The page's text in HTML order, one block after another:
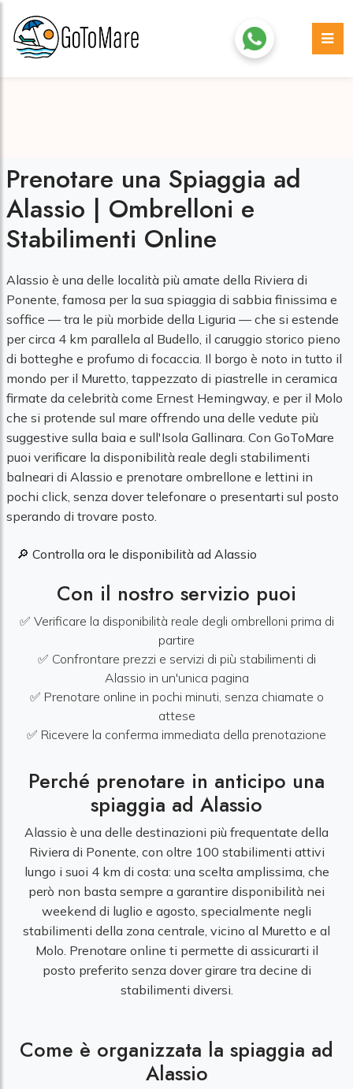
Prenotare una Spiaggia ad
Alassio | Ombrelloni e
Stabilimenti Online
Alassio è una delle località più amate della Riviera di
Ponente, famosa per la sua spiaggia di sabbia finissima e
soffice — tra le più morbide della Liguria — che si estende
per circa 4 km parallela al Budello, il caruggio storico pieno
di botteghe e profumo di focaccia. Il borgo è noto in tutto il
mondo per il Muretto, tappezzato di piastrelle in ceramica
firmate da celebrità come Ernest Hemingway, e per il Molo
che si protende sul mare offrendo una delle vedute più
suggestive sulla baia e sull'Isola Gallinara. Con GoToMare
puoi verificare la disponibilità reale degli stabilimenti
balneari di Alassio e prenotare ombrellone e lettini in
pochi click, senza dover telefonare o presentarti sul posto
sperando di trovare posto.
🔎 Controlla ora le disponibilità ad Alassio
Con il nostro servizio puoi
✅ Verificare la disponibilità reale degli ombrelloni prima di
partire
✅ Confrontare prezzi e servizi di più stabilimenti di
Alassio in un'unica pagina
✅ Prenotare online in pochi minuti, senza chiamate o
attese
✅ Ricevere la conferma immediata della prenotazione
Perché prenotare in anticipo una
spiaggia ad Alassio
Alassio è una delle destinazioni più frequentate della
Riviera di Ponente, con oltre 100 stabilimenti attivi
lungo i suoi 4 km di costa: una scelta amplissima, che
però non basta sempre a garantire disponibilità nei
weekend di luglio e agosto, specialmente negli
stabilimenti della zona centrale, vicino al Muretto e al
Molo. Prenotare online ti permette di assicurarti il
posto preferito senza dover girare tra decine di
stabilimenti diversi.
Come è organizzata la spiaggia ad
Alassio